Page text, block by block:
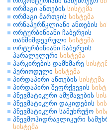
ორმაგი ანთების სისტემა
ორმაგი მართვის სისტემა
ორნაპერწკლიანი ანთების
ორტურბინიანი ჩაბერვის
თანმიმდევრული სისტემა
ორტურბინიანი ჩაბერვის
პარალელური სისტემა
პარკირების დამხმარე
პერიოდული სისტემა
პირდაპირი ანთების სისტემა
პირდაპირი შეფრქვევის
პნევმატიკური ამუშავების
პნევმატიკური დაკიდების
პნევმატიკური სამუხრუჭო
პნევმოჰიდრავლიკური
სისტემა